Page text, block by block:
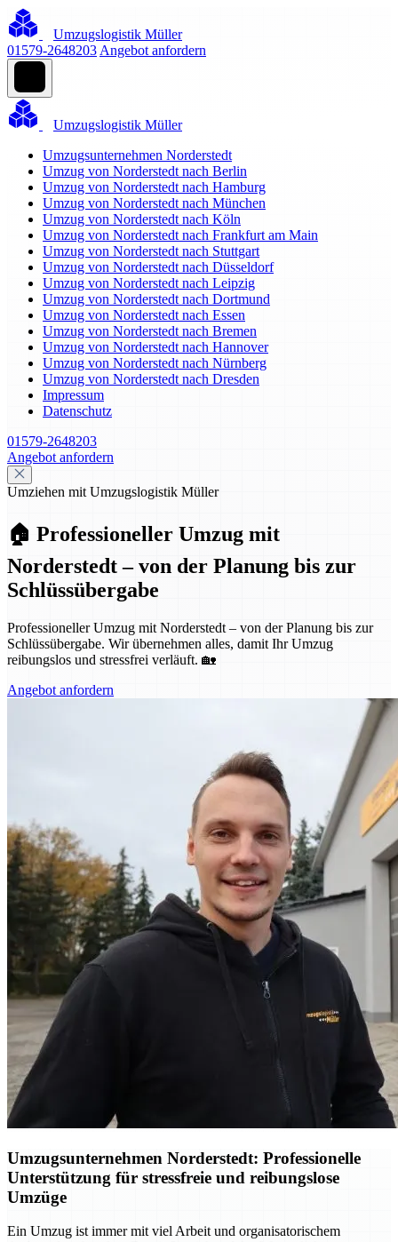
Umzugslogistik Müller
01579-2648203 Angebot anfordern
Umzugslogistik Müller
Umzugsunternehmen Norderstedt
Umzug von Norderstedt nach Berlin
Umzug von Norderstedt nach Hamburg
Umzug von Norderstedt nach München
Umzug von Norderstedt nach Köln
Umzug von Norderstedt nach Frankfurt am Main
Umzug von Norderstedt nach Stuttgart
Umzug von Norderstedt nach Düsseldorf
Umzug von Norderstedt nach Leipzig
Umzug von Norderstedt nach Dortmund
Umzug von Norderstedt nach Essen
Umzug von Norderstedt nach Bremen
Umzug von Norderstedt nach Hannover
Umzug von Norderstedt nach Nürnberg
Umzug von Norderstedt nach Dresden
Impressum
Datenschutz
01579-2648203
Angebot anfordern
Umziehen mit Umzugslogistik Müller
🏠 Professioneller Umzug mit
Norderstedt – von der Planung bis zur
Schlüssübergabe
Professioneller Umzug mit Norderstedt – von der Planung bis zur
Schlüssübergabe. Wir übernehmen alles, damit Ihr Umzug
reibungslos und stressfrei verläuft. 🏡
Angebot anfordern
Umzugsunternehmen Norderstedt: Professionelle
Unterstützung für stressfreie und reibungslose
Umzüge
Ein Umzug ist immer mit viel Arbeit und organisatorischem